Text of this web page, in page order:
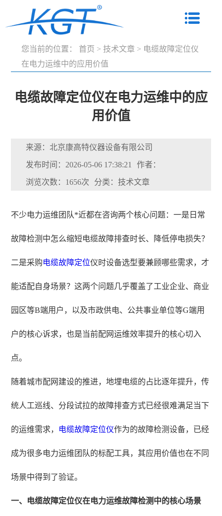
您当前的位置： 首页 > 技术文章 > 电缆故障定位仪
在电力运维中的应用价值
电缆故障定位仪在电力运维中的应
用价值
来源：北京康高特仪器设备有限公司
发布时间：2026-05-06 17:38:21 作者：
浏览次数：1656次 分类：技术文章
不少电力运维团队*近都在咨询两个核心问题：一是日常
故障检测中怎么缩短电缆故障排查时长、降低停电损失？
二是采购电缆故障定位仪时设备选型要兼顾哪些需求，才
能适配自身场景？这两个问题几乎覆盖了工业企业、商业
园区等B端用户，以及市政供电、公共事业单位等G端用
户的核心诉求，也是当前配网运维效率提升的核心切入
点。
随着城市配网建设的推进，地埋电缆的占比逐年提升，传
统人工巡线、分段试拉的故障排查方式已经很难满足当下
的运维需求， 电缆故障定位仪作为的故障检测设备，已经
成为很多电力运维团队的标配工具，其应用价值也在不同
场景中得到了验证。
一、电缆故障定位仪在电力运维故障检测中的核心场景